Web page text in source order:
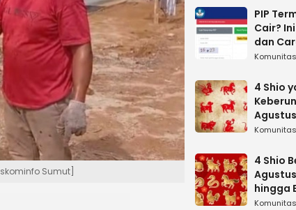
Sumut]
PIP
Cair?
dan
Tidak
Komunitas
4 Shio
Komunitas
4 Shio
hingga
Dapat
Komunitas